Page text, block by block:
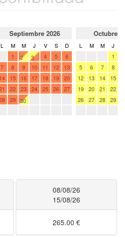
08/08/26
15/08/26
265.00 €